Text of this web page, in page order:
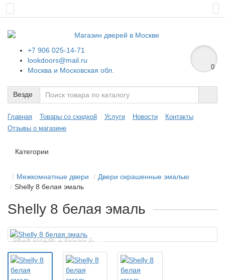
+7 906 025-14-71
lookdoors@mail.ru
Москва и Московская обл.
0
Везде
Главная Товары со скидкой Услуги Новости
Контакты
Отзывы о магазине
Категории
Межкомнатные двери
Двери окрашенные эмалью
Shelly 8 белая эмаль
Shelly 8 белая эмаль
Ваша скидка: 1 800.00 р.